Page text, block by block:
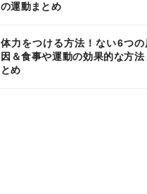
の運動まとめ
体力をつける方法！ない6つの
因＆食事や運動の効果的な方法
とめ